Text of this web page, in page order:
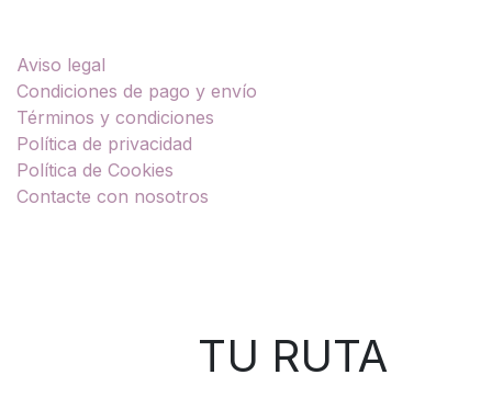
Aviso legal
Condiciones de pago y envío
Términos y condiciones
Política de privacidad
Política de Cookies
Contacte con nosotros
TU RUTA